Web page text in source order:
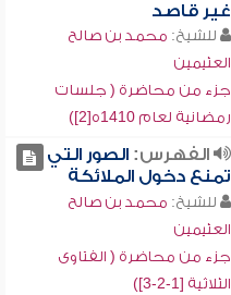
غير قاصد
للشيخ: محمد بن صالح
العثيمين
جزء من محاضرة ( جلسات
رمضانية لعام 1410ه[2])
الفهرس:الصور التي
تمنع دخول الملائكة
للشيخ: محمد بن صالح
العثيمين
جزء من محاضرة ( الفتاوى
الثلاثية [1-2-3])